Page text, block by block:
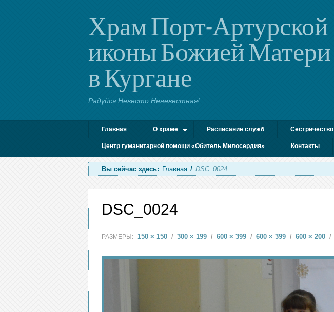
Храм Порт-Артурской
иконы Божией Матери
в Кургане
Радуйся Невесто Неневестная!
Главная О храме Расписание служб Сестричество
Центр гуманитарной помощи «Обитель Милосердия» Контакты
Вы сейчас здесь: Главная / DSC_0024
DSC_0024
РАЗМЕРЫ: 150 × 150 / 300 × 199 / 600 × 399 / 600 × 399 / 600 × 200 /